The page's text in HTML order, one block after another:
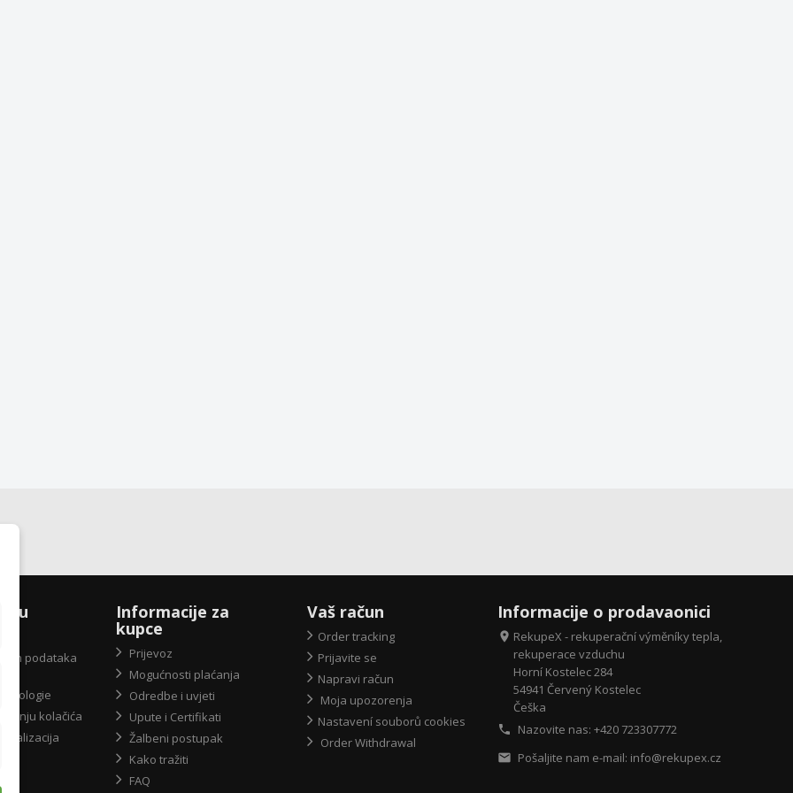
u
podataka
ekologie
kolačića
Informacije za
kupce
Prijevoz
Mogućnosti plaćanja
Odredbe i uvjeti
Upute i Certifikati
Žalbeni postupak
Kako tražiti
FAQ
Vaš račun
Order tracking
Prijavite se
Napravi račun
Moja upozorenja
Nastavení souborů cookies
Order Withdrawal
Informacije o prodavaonici
 RekupeX - rekuperační výměníky tepla,
rekuperace vzduchu
Horní Kostelec 284
54941 Červený Kostelec
Češka
 Nazovite nas: +420 723307772
 Pošaljite nam e-mail: info@rekupex.cz